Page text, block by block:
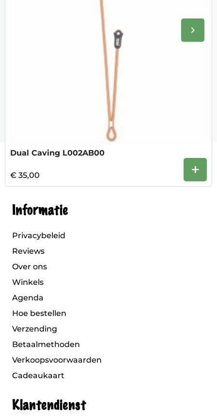
keyboard_arrow_right
Dual Caving L002AB00
€ 35,00 +
Informatie
Privacybeleid
Reviews
Over ons
Winkels
Agenda
Hoe bestellen
Verzending
Betaalmethoden
Verkoopsvoorwaarden
Cadeaukaart
Klantendienst